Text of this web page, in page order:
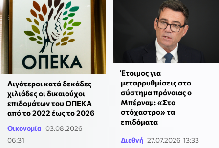
Λιγότεροι κατά δεκάδες
χιλιάδες οι δικαιούχοι
επιδομάτων του ΟΠΕΚΑ
από το 2022 έως το 2026
Οικονομία 03.08.2026
06:31
Έτοιμος για
μεταρρυθμίσεις στο
σύστημα πρόνοιας ο
Μπέρναμ: «Στο
στόχαστρο» τα
επιδόματα
Διεθνή 27.07.2026 13:33